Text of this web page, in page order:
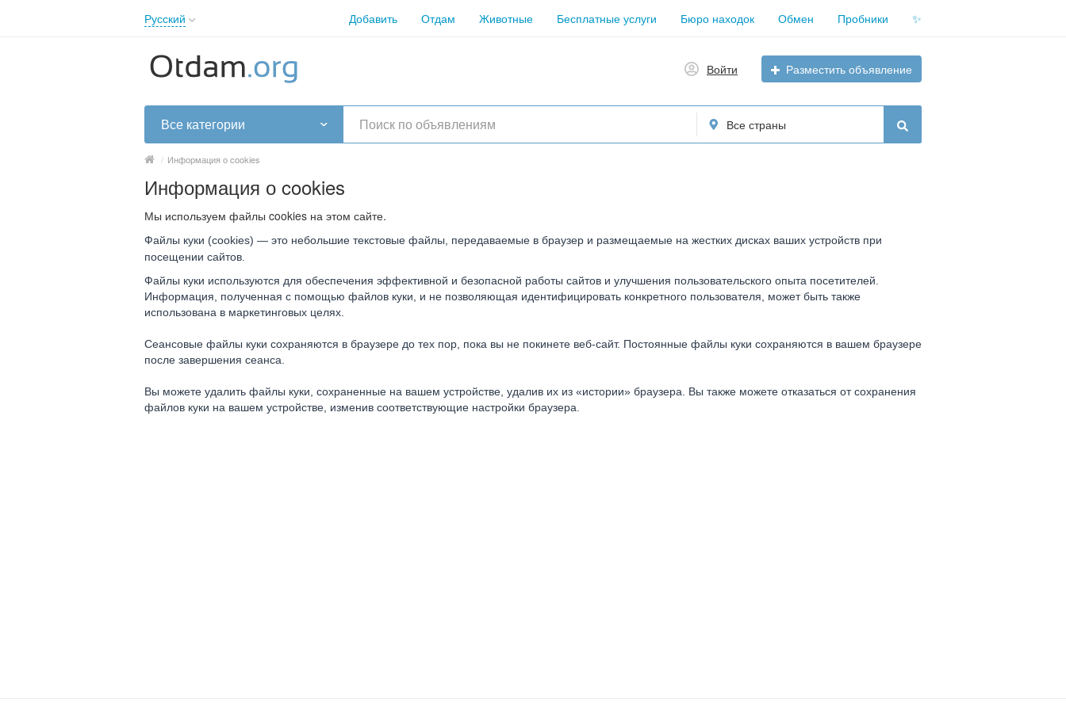
Русский
English
Русский
Українська
Добавить Отдам Животные Бесплатные услуги Бюро находок Обмен Пробники ✨
Войти Разместить объявление
Все категории Все страны
/ Информация о cookies
Информация о cookies
Мы используем файлы cookies на этом сайте.
Файлы куки (cookies) — это небольшие текстовые файлы, передаваемые в браузер и размещаемые на жестких дисках ваших устройств при
посещении сайтов.
Файлы куки используются для обеспечения эффективной и безопасной работы сайтов и улучшения пользовательского опыта посетителей.
Информация, полученная с помощью файлов куки, и не позволяющая идентифицировать конкретного пользователя, может быть также
использована в маркетинговых целях.
Сеансовые файлы куки сохраняются в браузере до тех пор, пока вы не покинете веб-сайт. Постоянные файлы куки сохраняются в вашем браузере
после завершения сеанса.
Вы можете удалить файлы куки, сохраненные на вашем устройстве, удалив их из «истории» браузера. Вы также можете отказаться от сохранения
файлов куки на вашем устройстве, изменив соответствующие настройки браузера.